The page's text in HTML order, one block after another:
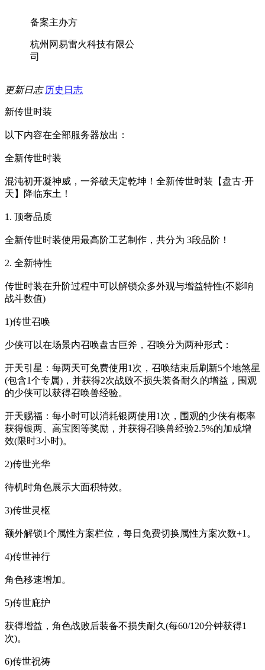
备案主办方
杭州网易雷火科技有限公
司
更新日志 历史日志
新传世时装
以下内容在全部服务器放出：
全新传世时装
混沌初开凝神威，一斧破天定乾坤！全新传世时装【盘古·开
天】降临东土！
1. 顶奢品质
全新传世时装使用最高阶工艺制作，共分为 3段品阶！
2. 全新特性
传世时装在升阶过程中可以解锁众多外观与增益特性(不影响
战斗数值)
1)传世召唤
少侠可以在场景内召唤盘古巨斧，召唤分为两种形式：
开天引星：每两天可免费使用1次，召唤结束后刷新5个地煞星
(包含1个专属)，并获得2次战败不损失装备耐久的增益，围观
的少侠可以获得召唤兽经验。
开天赐福：每小时可以消耗银两使用1次，围观的少侠有概率
获得银两、高宝图等奖励，并获得召唤兽经验2.5%的加成增
效(限时3小时)。
2)传世光华
待机时角色展示大面积特效。
3)传世灵枢
额外解锁1个属性方案栏位，每日免费切换属性方案次数+1。
4)传世神行
角色移速增加。
5)传世庇护
获得增益，角色战败后装备不损失耐久(每60/120分钟获得1
次)。
6)传世祝祷